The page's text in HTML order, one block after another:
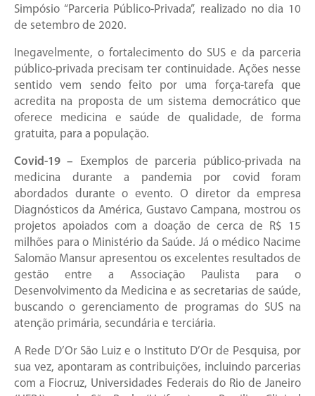
Simpósio “Parceria Público-Privada”, realizado no dia 10
de setembro de 2020.
Inegavelmente, o fortalecimento do SUS e da parceria
público-privada precisam ter continuidade. Ações nesse
sentido vem sendo feito por uma força-tarefa que
acredita na proposta de um sistema democrático que
oferece medicina e saúde de qualidade, de forma
gratuita, para a população.
Covid-19 –
Exemplos de parceria público-privada na
medicina durante a pandemia por covid foram
abordados durante o evento. O diretor da empresa
Diagnósticos da América, Gustavo Campana, mostrou os
projetos apoiados com a doação de cerca de R$ 15
milhões para o Ministério da Saúde. Já o médico Nacime
Salomão Mansur apresentou os excelentes resultados de
gestão entre a Associação Paulista para o
Desenvolvimento da Medicina e as secretarias de saúde,
buscando o gerenciamento de programas do SUS na
atenção primária, secundária e terciária.
A Rede D’Or São Luiz e o Instituto D’Or de Pesquisa, por
sua vez, apontaram as contribuições, incluindo parcerias
com a Fiocruz, Universidades Federais do Rio de Janeiro